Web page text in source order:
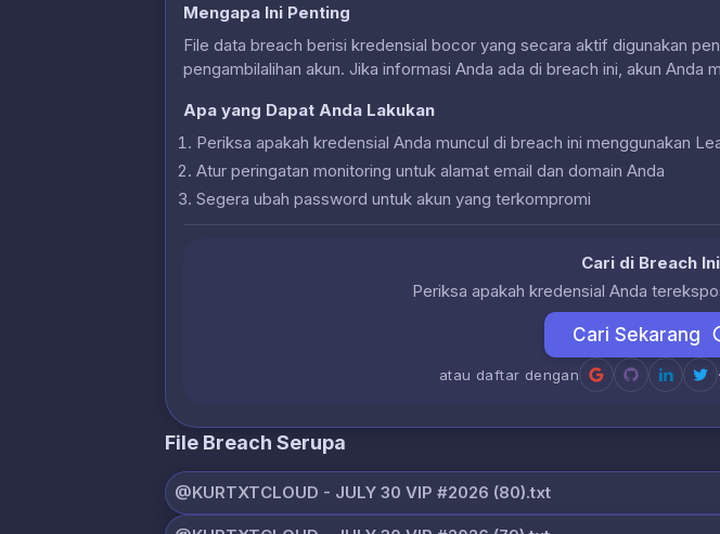
Mengapa Ini Penting
File data breach berisi kredensial bocor yang secara aktif digunakan
pengambilalihan akun. Jika informasi Anda ada di breach ini, akun Anda
Apa yang Dapat Anda Lakukan
Periksa apakah kredensial Anda muncul di breach ini menggunakan
Atur peringatan monitoring untuk alamat email dan domain Anda
Segera ubah password untuk akun yang terkompromi
Cari di Breach Ini
Periksa apakah kredensial Anda
Cari Sekarang
atau daftar dengan
File Breach Serupa
@KURTXTCLOUD - JULY 30 VIP #2026 (80).txt